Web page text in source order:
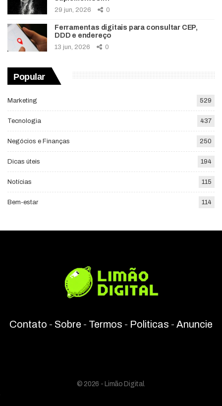
29 jun, 2026 0
Ferramentas digitais para consultar CEP,
DDD e endereço
13 jun, 2026 0
Popular
Marketing 529
Tecnologia 437
Negócios e Finanças 250
Dicas úteis 194
Notícias 115
Bem-estar 114
Contato - Sobre - Termos - Politicas - Anuncie
© 2026 - Limão Digital.